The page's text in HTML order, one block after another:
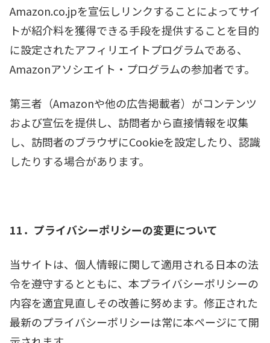
Amazon.co.jpを宣伝しリンクすることによってサイ
トが紹介料を獲得できる手段を提供することを目的
に設定されたアフィリエイトプログラムである、
Amazonアソシエイト・プログラムの参加者です。
第三者（Amazonや他の広告掲載者）がコンテンツ
および宣伝を提供し、訪問者から直接情報を収集
し、訪問者のブラウザにCookieを設定したり、認識
したりする場合があります。
11．プライバシーポリシーの変更について
当サイトは、個人情報に関して適用される日本の法
令を遵守するとともに、本プライバシーポリシーの
内容を適宜見直しその改善に努めます。修正された
最新のプライバシーポリシーは常に本ページにて開